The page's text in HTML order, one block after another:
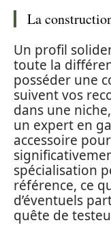
La
Un profil
toute la
posséder une
suivent vos
dans une
un expert en
accessoire
spécialisation
référence, ce
d’éventuels
quête de